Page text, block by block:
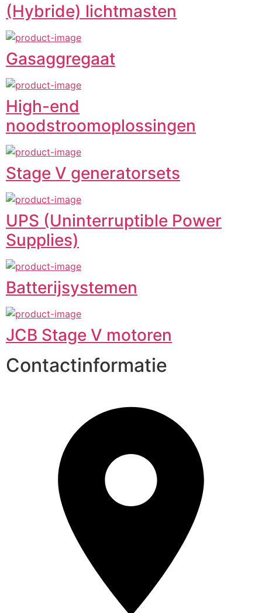
(Hybride) lichtmasten
Gasaggregaat
High-end
noodstroomoplossingen
Stage V generatorsets
UPS (Uninterruptible Power
Supplies)
Batterijsystemen
JCB Stage V motoren
Contactinformatie